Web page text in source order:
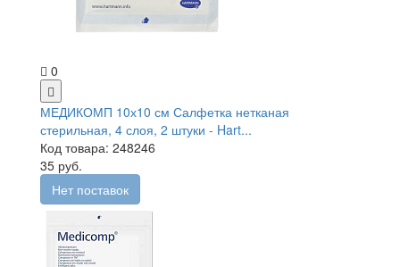
0
МЕДИКОМП 10х10 см Салфетка нетканая
стерильная, 4 слоя, 2 штуки - Hart...
Код товара: 248246
35 руб.
Нет поставок